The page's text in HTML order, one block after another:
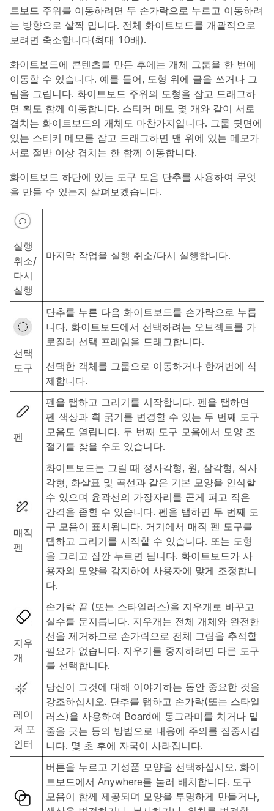
트보드 주위를 이동하려면 두 손가락으로 누르고 이동하려
는 방향으로 살짝 밉니다. 전체 화이트보드를 개괄적으로
보려면 축소합니다(최대 10배).
화이트보드에 콘텐츠를 만든 후에는 개체 그룹을 한 번에
이동할 수 있습니다. 예를 들어, 도형 위에 글을 쓰거나 그
림을 그립니다. 화이트보드 주위의 도형을 잡고 드래그하
면 획도 함께 이동합니다. 스티커 메모 몇 개와 같이 서로
겹치는 화이트보드의 개체도 마찬가지입니다. 그룹 뒷면에
있는 스티커 메모를 잡고 드래그하면 맨 위에 있는 메모가
서로 절반 이상 겹치는 한 함께 이동합니다.
화이트보드 하단에 있는 도구 모음 단추를 사용하여 무엇
을 만들 수 있는지 살펴보겠습니다.
실행
취소/
다시
실행
마지막 작업을 실행 취소/다시 실행합니다.
선택
도구
단추를 누른 다음 화이트보드를 손가락으로 누릅
니다. 화이트보드에서 선택하려는 오브젝트를 가
로질러 선택 프레임을 드래그합니다.
선택한 객체를 그룹으로 이동하거나 한꺼번에 삭
제합니다.
펜
펜을 탭하고 그리기를 시작합니다. 펜을 탭하면
펜 색상과 획 굵기를 변경할 수 있는 두 번째 도구
모음도 열립니다. 두 번째 도구 모음에서 모양 조
절기를 찾을 수도 있습니다.
매직
펜
화이트보드는 그릴 때 정사각형, 원, 삼각형, 직사
각형, 화살표 및 곡선과 같은 기본 모양을 인식할
수 있으며 윤곽선의 가장자리를 곧게 펴고 작은
간격을 좁힐 수 있습니다. 펜을 탭하면 두 번째 도
구 모음이 표시됩니다. 거기에서 매직 펜 도구를
탭하고 그리기를 시작할 수 있습니다. 또는 도형
을 그리고 잠깐 누르면 됩니다. 화이트보드가 사
용자의 모양을 감지하여 사용자에 맞게 조정합니
다.
지우
개
손가락 끝 (또는 스타일러스)을 지우개로 바꾸고
실수를 문지릅니다. 지우개는 전체 개체와 완전한
선을 제거하므로 손가락으로 전체 그림을 추적할
필요가 없습니다. 지우기를 중지하려면 다른 도구
를 선택합니다.
레이
저 포
인터
당신이 그것에 대해 이야기하는 동안 중요한 것을
강조하십시오. 단추를 탭하고 손가락(또는 스타일
러스)을 사용하여 Board에 동그라미를 치거나 밑
줄을 긋는 등의 방법으로 내용에 주의를 집중시킵
니다. 몇 초 후에 자국이 사라집니다.
버튼을 누르고 기성품 모양을 선택하십시오. 화이
트보드에서 Anywhere를 눌러 배치합니다. 도구
모음이 함께 제공되며 모양을 투명하게 만들거나,